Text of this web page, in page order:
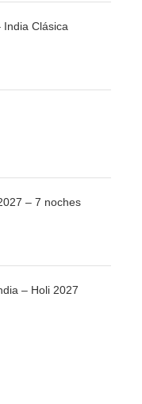
India Clásica
– 7 noches
– Holi 2027